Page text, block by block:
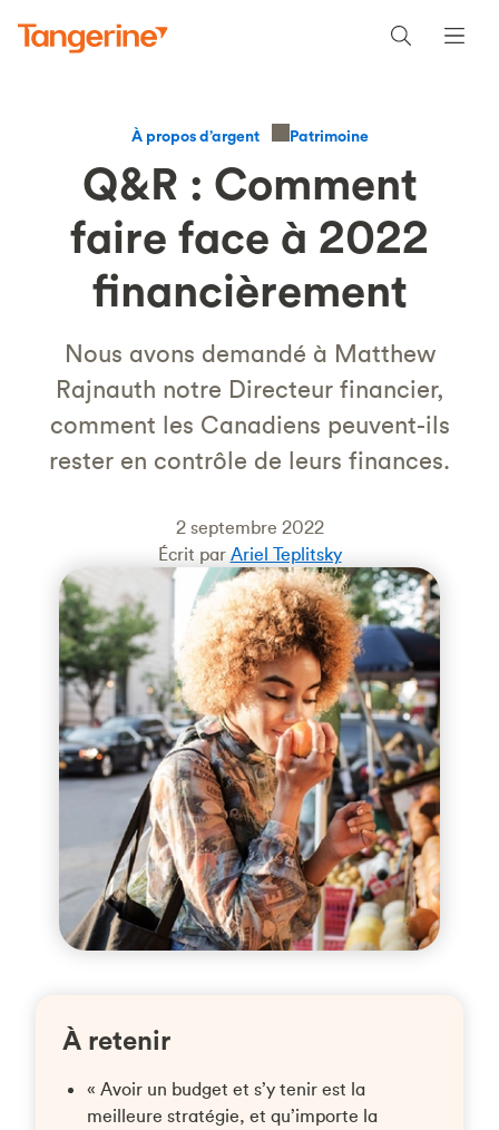
À propos d’argent Patrimoine
Q&R : Comment
faire face à 2022
financièrement
Nous avons demandé à Matthew
Rajnauth notre Directeur financier,
comment les Canadiens peuvent-ils
rester en contrôle de leurs finances.
2 septembre 2022
Écrit par Ariel Teplitsky
À retenir
« Avoir un budget et s’y tenir est la
meilleure stratégie, et qu’importe la